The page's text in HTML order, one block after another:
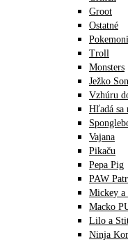
Groot
Ostatné
Troll
Monsters
Ježko
Vzhúru
Hľadá sa
Vajana
Pikaču
Pepa Pig
PAW
Mickey a
Macko
Lilo a
Ninja